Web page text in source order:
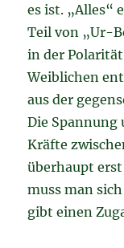
es ist. „Alles“
Teil von „Ur-
in der
Weiblichen
aus der
Die Spannung
Kräfte
überhaupt
muss man
gibt einen